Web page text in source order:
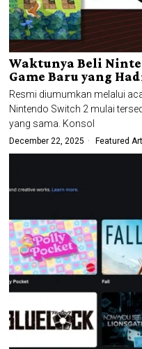
Waktunya Beli
Game Baru yang
Resmi diumumkan melalui
Nintendo Switch 2 mulai
yang sama. Konsol
December 22, 2025 Featured